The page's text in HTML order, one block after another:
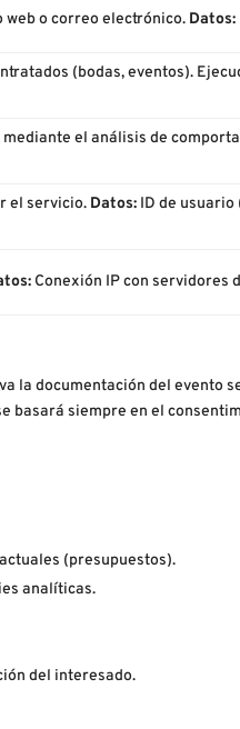
o correo electrónico. Datos:
(bodas, eventos).
el análisis de
el servicio. Datos: ID de
Conexión IP con servidores
la documentación del evento
basará siempre en el
(presupuestos).
analíticas.
del interesado.